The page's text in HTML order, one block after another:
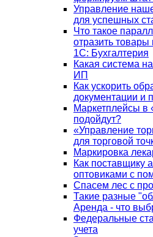
Управление
для успешных
Что такое
отразить
1С: Бухгалтерия
Какая система
ИП
Как ускорить
документации и
Маркетплейсы в
подойдут?
«Управление
для торговой
Маркировка
Как поставщику
оптовиками с
Спасем лес с
Такие разные
Аренда - что
Федеральные
учета